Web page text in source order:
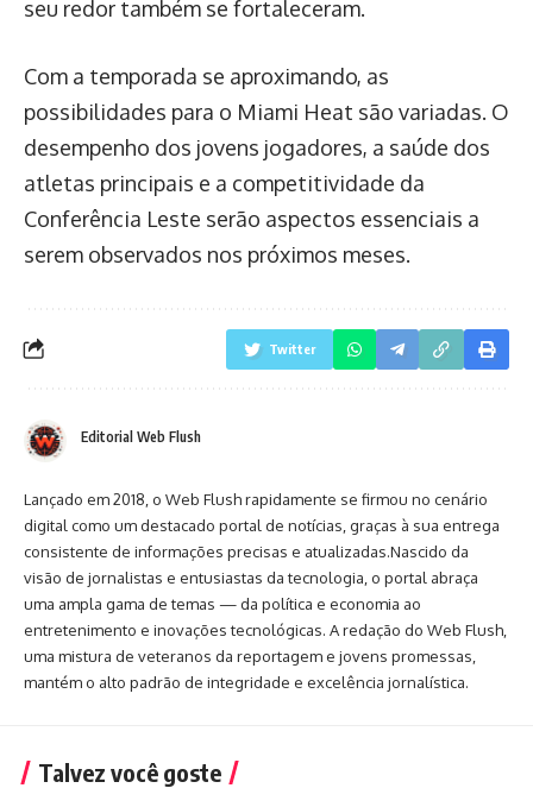
seu redor também se fortaleceram.
Com a temporada se aproximando, as
possibilidades para o Miami Heat são variadas. O
desempenho dos jovens jogadores, a saúde dos
atletas principais e a competitividade da
Conferência Leste serão aspectos essenciais a
serem observados nos próximos meses.
Twitter
Editorial Web Flush
Lançado em 2018, o Web Flush rapidamente se firmou no cenário
digital como um destacado portal de notícias, graças à sua entrega
consistente de informações precisas e atualizadas.Nascido da
visão de jornalistas e entusiastas da tecnologia, o portal abraça
uma ampla gama de temas — da política e economia ao
entretenimento e inovações tecnológicas. A redação do Web Flush,
uma mistura de veteranos da reportagem e jovens promessas,
mantém o alto padrão de integridade e excelência jornalística.
Talvez você goste